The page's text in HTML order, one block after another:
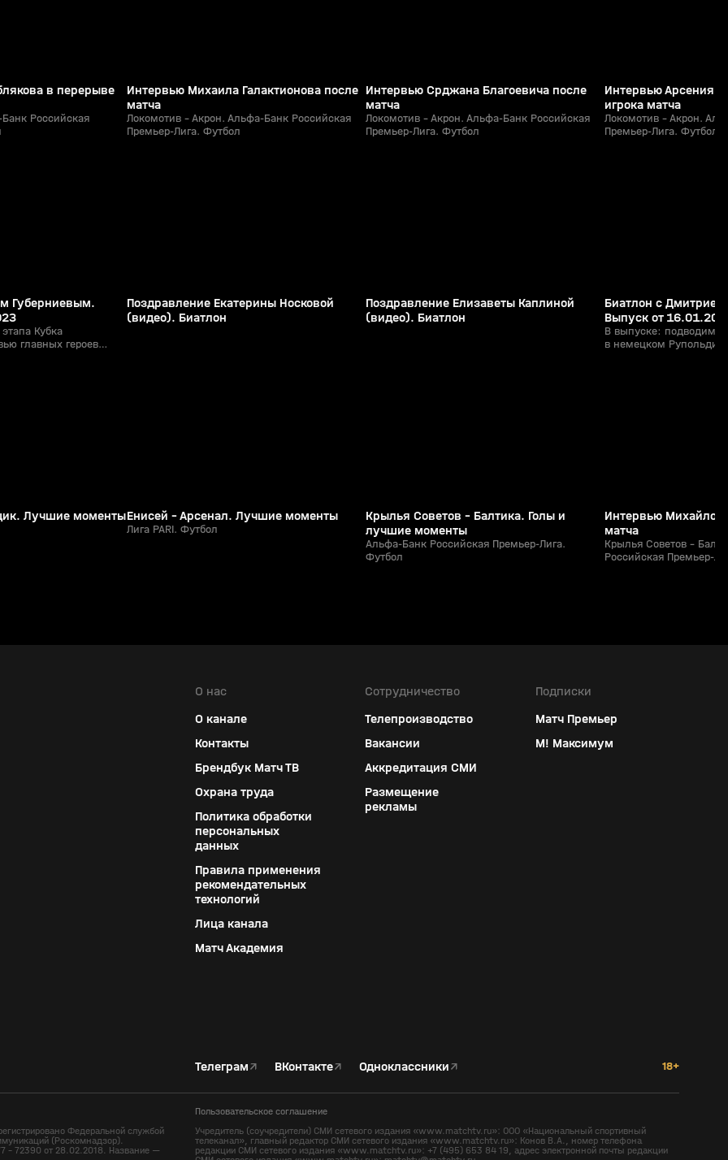
в перерыве
Российская
Интервью Михаила Галактионова после
матча
Локомотив - Акрон. Альфа-Банк Российская
Премьер-Лига. Футбол
Интервью Срджана Благоевича после
матча
Локомотив - Акрон. Альфа-Банк Российская
Премьер-Лига. Футбол
Интервью Арсения
игрока матча
Локомотив - Акрон.
Премьер-Лига. Футбол
Губерниевым.
Кубка
главных героев
29 янв 2023, 14:12
Поздравление Екатерины Носковой
(видео). Биатлон
29 янв 2023, 14:12
Поздравление Елизаветы Каплиной
(видео). Биатлон
16 янв 2022, 15:15
Биатлон с
Выпуск от
В выпуске: подводим
в немецком
Лучшие моментыЕнисей - Арсенал. Лучшие моменты
Лига PARI. Футбол
Крылья Советов - Балтика. Голы и
лучшие моменты
Альфа-Банк Российская Премьер-Лига.
Футбол
Сегодня, 17:11
Интервью Михайло
матча
Крылья Советов -
Российская Премьер-
О нас
О канале
Контакты
Брендбук Матч ТВ
Охрана труда
Политика обработки
персональных
данных
Правила применения
рекомендательных
технологий
Лица канала
Матч Академия
Сотрудничество
Телепроизводство
Вакансии
Аккредитация СМИ
Размещение
рекламы
Подписки
Матч Премьер
М! Максимум
ВКонтакте↗
Телеграм↗ Одноклассники↗ 18+
Пользовательское соглашение
Федеральной службой
(Роскомнадзор).
- 72390 от 28.02.2018. Название —
Учредитель (соучредители) СМИ сетевого издания «www.matchtv.ru»: ООО «Национальный спортивный
телеканал», главный редактор СМИ сетевого издания «www.matchtv.ru»: Конов В.А., номер телефона
редакции СМИ сетевого издания «www.matchtv.ru»: +7 (495) 653 84 19, адрес электронной почты редакции